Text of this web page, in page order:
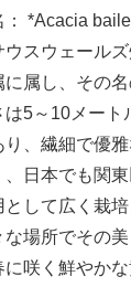
*Acacia
スウェール
属し、その
5～10メート
、繊細で優
日本でも関
して広く栽
場所でその
咲く鮮やか